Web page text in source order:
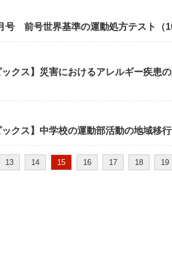
号 前号世界基準の運動処方テスト（
クス】災害におけるアレルギー疾患
クス】中学校の運動部活動の地域移
13 14 15 16 17 18 19